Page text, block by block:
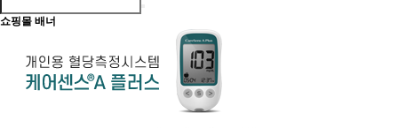
쇼핑몰 배너